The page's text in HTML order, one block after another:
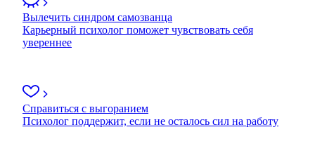
Вылечить синдром самозванца
Карьерный психолог поможет чувствовать себя
увереннее
Справиться с выгоранием
Психолог поддержит, если не осталось сил на работу